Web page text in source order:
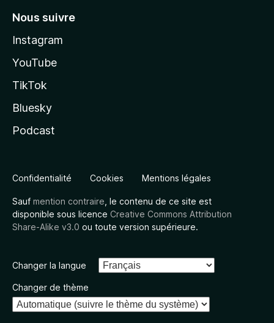
Nous suivre
Instagram
YouTube
TikTok
Bluesky
Podcast
Confidentialité Cookies Mentions légales
Sauf mention contraire , le contenu de ce site est
disponible sous licence Creative Commons Attribution
Share-Alike v3.0 ou toute version supérieure.
Changer la langue
Changer de thème